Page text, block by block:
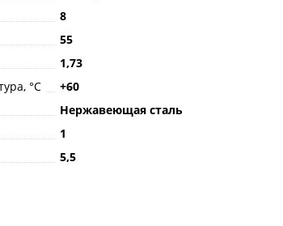
8
55
1,73
°С
+60
Нержавеющая сталь
1
5,5